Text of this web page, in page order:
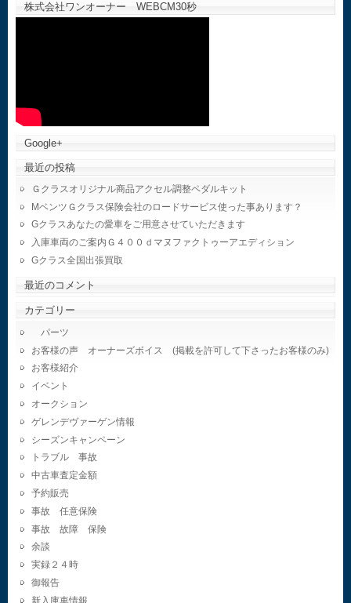
株式会社ワンオーナー WEBCM30秒
Google+
最近の投稿
Ｇクラスオリジナル商品アクセル調整ペダルキット
MベンツＧクラス保険会社のロードサービス使った事あります？
Gクラスあなたの愛車をご用意させていただきます
入庫車両のご案内Ｇ４００ｄマヌファクトゥーアエディション
Gクラス全国出張買取
最近のコメント
カテゴリー
パーツ
お客様の声 オーナーズボイス (掲載を許可して下さったお客様のみ)
お客様紹介
イベント
オークション
ゲレンデヴァーゲン情報
シーズンキャンペーン
トラブル 事故
中古車査定金額
予約販売
事故 任意保険
事故 故障 保険
余談
実録２４時
御報告
新入庫車情報